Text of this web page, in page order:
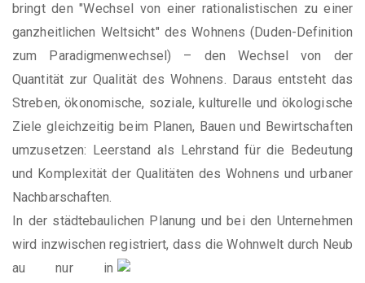
bringt den "Wechsel von einer rationalistischen zu einer
ganzheitlichen Weltsicht" des Wohnens (Duden-Definition
zum Paradigmenwechsel) – den Wechsel von der
Quantität zur Qualität des Wohnens. Daraus entsteht das
Streben, ökonomische, soziale, kulturelle und ökologische
Ziele gleichzeitig beim Planen, Bauen und Bewirtschaften
umzusetzen: Leerstand als Lehrstand für die Bedeutung
und Komplexität der Qualitäten des Wohnens und urbaner
Nachbarschaften.
In der städtebaulichen Planung und bei den Unternehmen
wird inzwischen registriert, dass die Wohnwelt durch Neub
au nur in